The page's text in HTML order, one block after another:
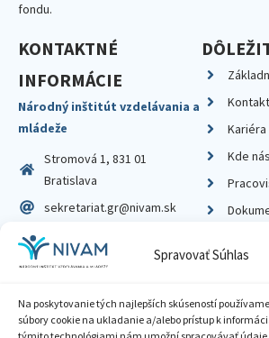
Spravovať Súhlas
Na poskytovanie tých najlepších skúseností
súbory cookie na ukladanie a/alebo prístup k
fondu.
KONTAKTNÉ
INFORMÁCIE
Národný inštitút vzdelávania a
mládeže
Stromová 1, 831 01
Bratislava
sekretariat.gr@nivam.sk
IČO: 00164348
DIČ: 2020798714
Kariéra
Kde